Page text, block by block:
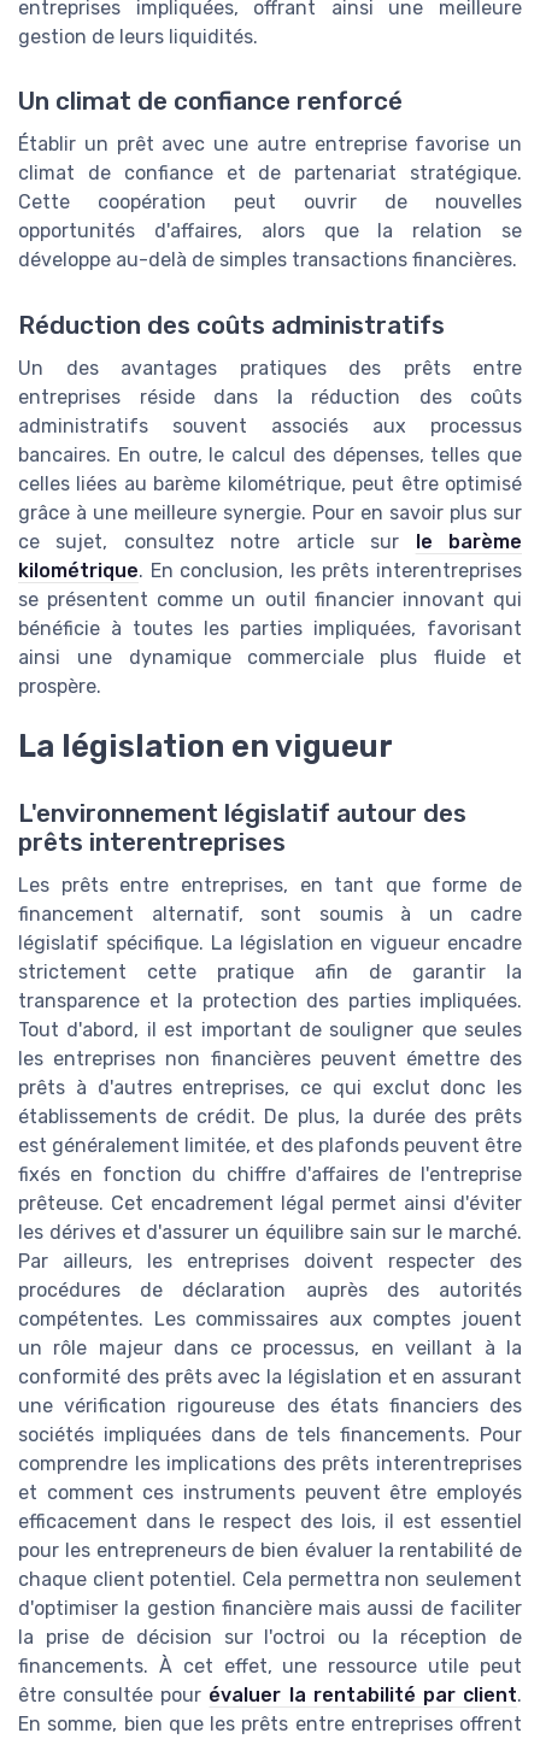
entreprises impliquées, offrant ainsi une meilleure
gestion de leurs liquidités.
Un climat de confiance renforcé
Établir un prêt avec une autre entreprise favorise un
climat de confiance et de partenariat stratégique.
Cette coopération peut ouvrir de nouvelles
opportunités d'affaires, alors que la relation se
développe au-delà de simples transactions financières.
Réduction des coûts administratifs
Un des avantages pratiques des prêts entre
entreprises réside dans la réduction des coûts
administratifs souvent associés aux processus
bancaires. En outre, le calcul des dépenses, telles que
celles liées au barème kilométrique, peut être optimisé
grâce à une meilleure synergie. Pour en savoir plus sur
ce sujet, consultez notre article sur le barème
kilométrique. En conclusion, les prêts interentreprises
se présentent comme un outil financier innovant qui
bénéficie à toutes les parties impliquées, favorisant
ainsi une dynamique commerciale plus fluide et
prospère.
La législation en vigueur
L'environnement législatif autour des
prêts interentreprises
Les prêts entre entreprises, en tant que forme de
financement alternatif, sont soumis à un cadre
législatif spécifique. La législation en vigueur encadre
strictement cette pratique afin de garantir la
transparence et la protection des parties impliquées.
Tout d'abord, il est important de souligner que seules
les entreprises non financières peuvent émettre des
prêts à d'autres entreprises, ce qui exclut donc les
établissements de crédit. De plus, la durée des prêts
est généralement limitée, et des plafonds peuvent être
fixés en fonction du chiffre d'affaires de l'entreprise
prêteuse. Cet encadrement légal permet ainsi d'éviter
les dérives et d'assurer un équilibre sain sur le marché.
Par ailleurs, les entreprises doivent respecter des
procédures de déclaration auprès des autorités
compétentes. Les commissaires aux comptes jouent
un rôle majeur dans ce processus, en veillant à la
conformité des prêts avec la législation et en assurant
une vérification rigoureuse des états financiers des
sociétés impliquées dans de tels financements. Pour
comprendre les implications des prêts interentreprises
et comment ces instruments peuvent être employés
efficacement dans le respect des lois, il est essentiel
pour les entrepreneurs de bien évaluer la rentabilité de
chaque client potentiel. Cela permettra non seulement
d'optimiser la gestion financière mais aussi de faciliter
la prise de décision sur l'octroi ou la réception de
financements. À cet effet, une ressource utile peut
être consultée pour évaluer la rentabilité par client.
En somme, bien que les prêts entre entreprises offrent